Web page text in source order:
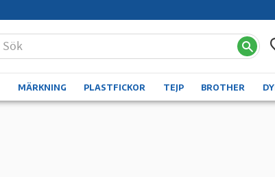
MÄRKNING PLASTFICKOR TEJP BROTHER